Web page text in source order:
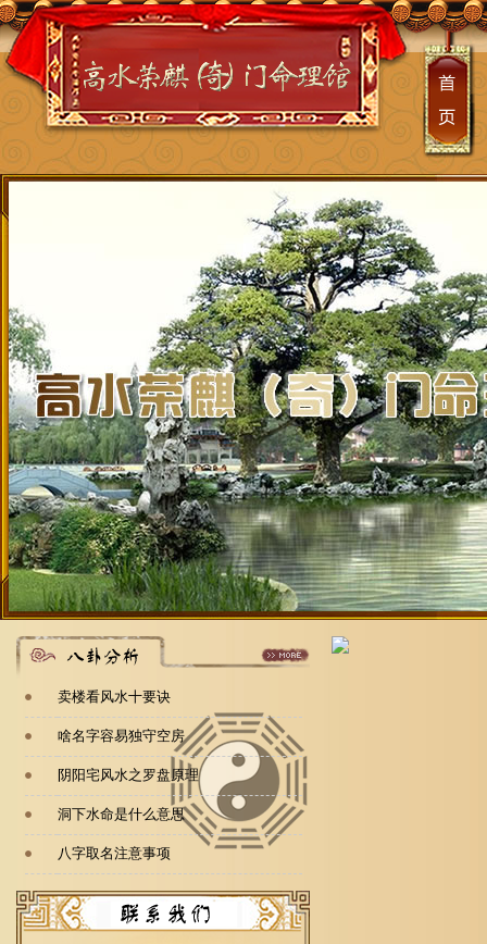
卖楼看风水十要诀
啥名字容易独守空房
阴阳宅风水之罗盘原理
洞下水命是什么意思
八字取名注意事项